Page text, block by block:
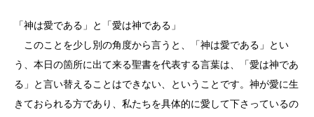
「神は愛である」と「愛は神である」
このことを少し別の角度から言うと、「神は愛である」とい
う、本日の箇所に出て来る聖書を代表する言葉は、「愛は神であ
る」と言い替えることはできない、ということです。神が愛に生
きておられる方であり、私たちを具体的に愛して下さっているの